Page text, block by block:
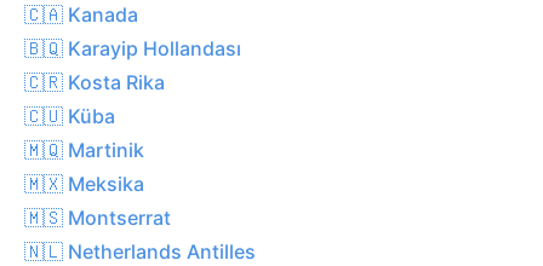
🇨🇦 Kanada
🇧🇶 Karayip Hollandası
🇨🇷 Kosta Rika
🇨🇺 Küba
🇲🇶 Martinik
🇲🇽 Meksika
🇲🇸 Montserrat
🇳🇱 Netherlands Antilles